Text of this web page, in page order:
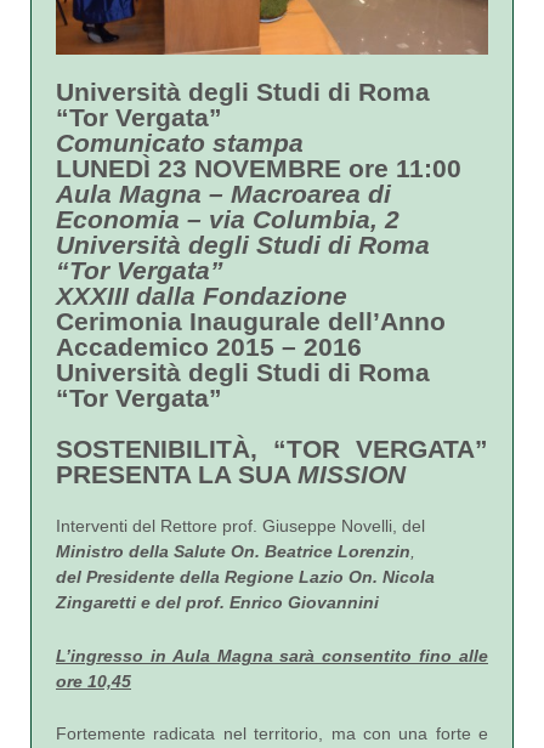
Università degli Studi di Roma
“Tor Vergata”
Comunicato stampa
LUNEDÌ 23 NOVEMBRE ore 11:00
Aula Magna – Macroarea di
Economia – via Columbia, 2
Università degli Studi di Roma
“Tor Vergata”
XXXIII dalla Fondazione
Cerimonia Inaugurale dell’Anno
Accademico 2015 – 2016
Università degli Studi di Roma
“Tor Vergata”
SOSTENIBILITÀ, “TOR VERGATA”
PRESENTA LA SUA MISSION
Interventi del Rettore prof. Giuseppe Novelli, del
Ministro della Salute On. Beatrice Lorenzin,
del Presidente della Regione Lazio On. Nicola
Zingaretti e del prof. Enrico Giovannini
L’ingresso in Aula Magna sarà consentito fino alle
ore 10,45
Fortemente radicata nel territorio, ma con una forte e